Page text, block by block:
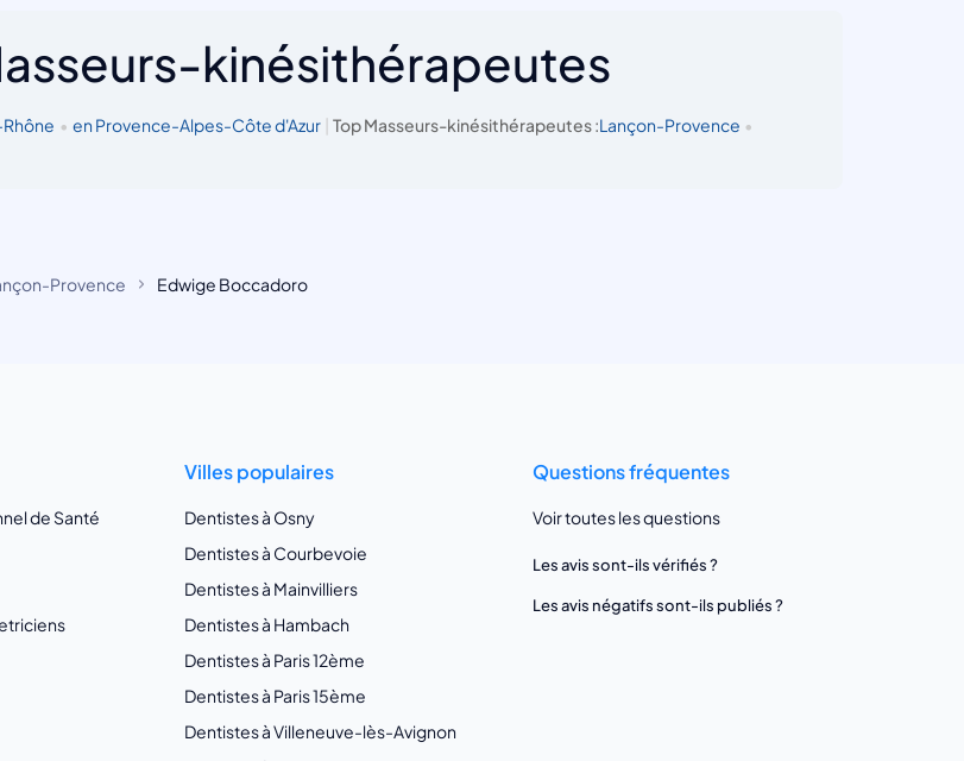
kinésithérapeutes
• en Provence-Alpes-Côte d'Azur | Top Masseurs-kinésithérapeutes :Lançon-Provence •
Provence Edwige Boccadoro
de Santé
Villes populaires
Dentistes à Osny
Dentistes à Courbevoie
Dentistes à Mainvilliers
Dentistes à Hambach
Dentistes à Paris 12ème
Dentistes à Paris 15ème
Dentistes à Villeneuve-lès-Avignon
Questions fréquentes
Voir toutes les questions
Les avis sont-ils vérifiés ?
Les avis négatifs sont-ils publiés ?